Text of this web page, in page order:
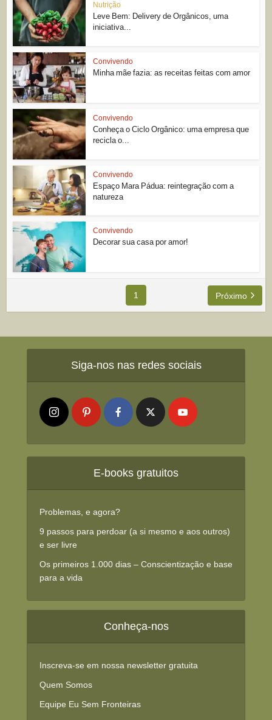
Nutrição
Leve Bem: Delivery de Orgânicos, uma
iniciativa...
Convivendo
Minha mãe fazia: as receitas feitas com amor
Convivendo
Conheça o Ciclo Orgânico: uma empresa que
recicla o...
Convivendo
Espaço Mara Pádua: reintegração com a
natureza
Convivendo
Decorar sua casa por amor!
1 Próximo
Siga-nos nas redes sociais
E-books gratuitos
Problemas, e agora?
9 passos para perdoar (a si mesmo e aos outros)
e ser livre
Os primeiros 1.000 dias – Conscientização e base
para a vida
Conheça-nos
Inscreva-se em nossa newsletter gratuita
Quem Somos
Equipe Eu Sem Fronteiras